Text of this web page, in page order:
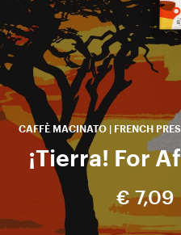
CAFFÈ MACINATO | FRENCH
¡Tierra! For
€ 7,09